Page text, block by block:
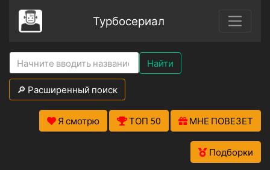
Турбосериал
Найти
🔎 Расширенный поиск
Я смотрю ТОП 50 МНЕ ПОВЕЗЕТ
Подборки